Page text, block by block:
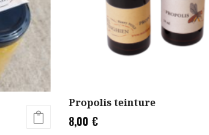
Propolis teinture
8,00 €